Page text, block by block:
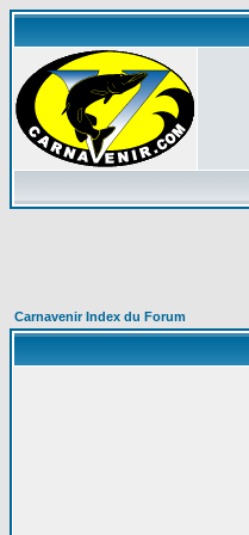
Carnavenir Index du Forum